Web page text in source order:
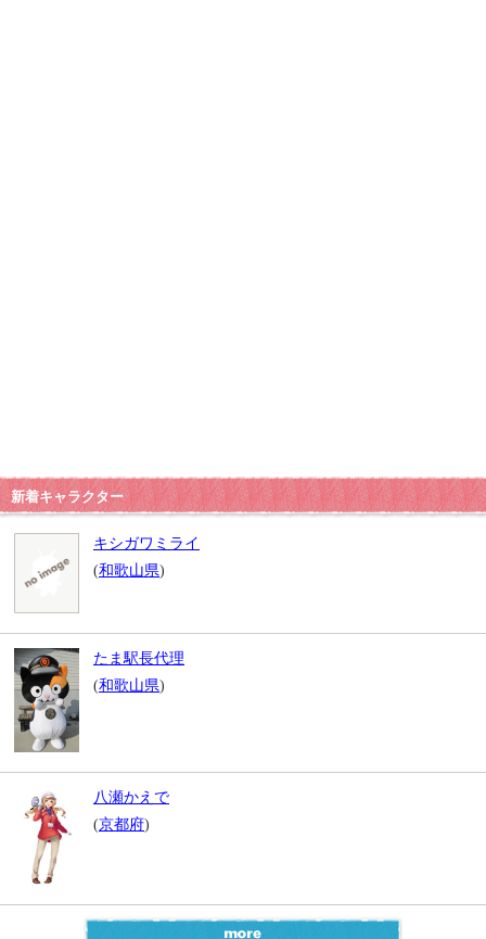
新着キャラクター
キシガワミライ
(和歌山県)
たま駅長代理
(和歌山県)
八瀬かえで
(京都府)